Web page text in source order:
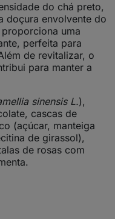
do chá preto,
doçura envolvente do
uma
perfeita para
de revitalizar, o
para manter a
sinensis L.),
cascas de
(açúcar, manteiga
de girassol),
de rosas com